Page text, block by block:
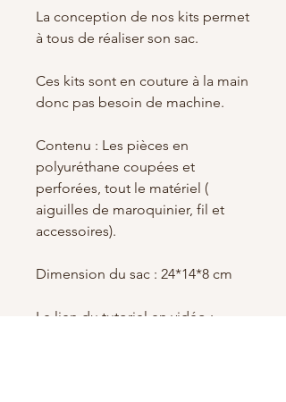
La conception de nos kits permet
à tous de réaliser son sac.
Ces kits sont en couture à la main
donc pas besoin de machine.
Contenu : Les pièces en
polyuréthane coupées et
perforées, tout le matériel (
aiguilles de maroquinier, fil et
accessoires).
Dimension du sac : 24*14*8 cm
Le lien du tutoriel en vidéo :